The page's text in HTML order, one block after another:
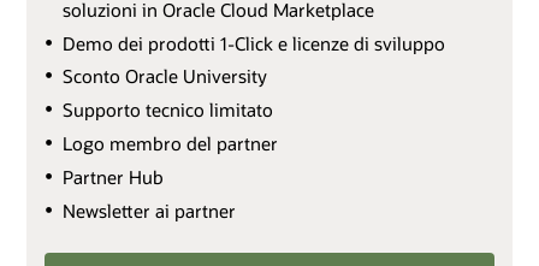
soluzioni in Oracle Cloud Marketplace
Demo dei prodotti 1-Click e licenze di sviluppo
Sconto Oracle University
Supporto tecnico limitato
Logo membro del partner
Partner Hub
Newsletter ai partner